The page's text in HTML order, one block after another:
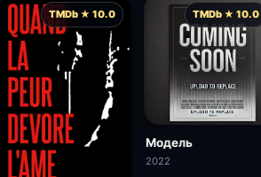
TMDb ★ 10.0 TMDb ★ 10.0
Модель
2022